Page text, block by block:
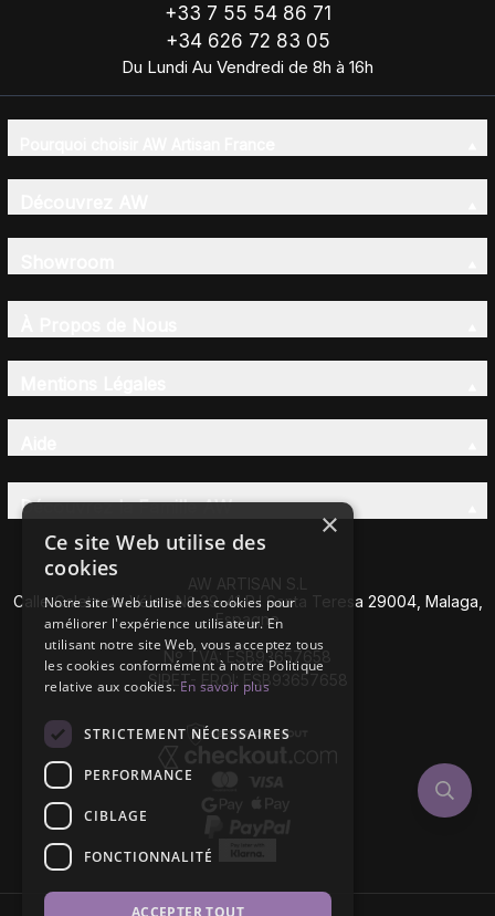
+33 7 55 54 86 71
+34 626 72 83 05
Du Lundi Au Vendredi de 8h à 16h
Découvrez la Famille AW
AW ARTISAN S.L
Calle Caleta de Vélez Nº 39-41 P.I Santa Teresa 29004, Malaga,
Espagne
Nº TVA: ESB93657658
SIRET- EROI: ESB93657658
×
Ce site Web utilise des
cookies
Notre site Web utilise des cookies pour
améliorer l'expérience utilisateur. En
utilisant notre site Web, vous acceptez tous
les cookies conformément à notre Politique
relative aux cookies.En savoir plus
STRICTEMENT NÉCESSAIRES
PERFORMANCE
CIBLAGE
FONCTIONNALITÉ
ACCEPTER TOUT